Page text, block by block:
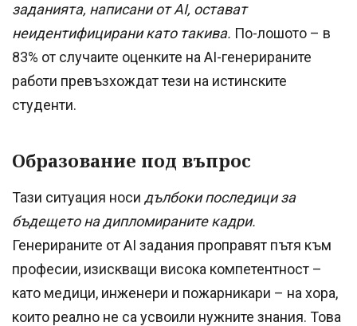
заданията, написани от AI, остават
неидентифицирани като такива. По-лошото – в
83% от случаите оценките на AI-генерираните
работи превъзхождат тези на истинските
студенти.
Образование под въпрос
Тази ситуация носи дълбоки последици за
бъдещето на дипломираните кадри.
Генерираните от AI задания проправят пътя към
професии, изискващи висока компетентност –
като медици, инженери и пожарникари – на хора,
които реално не са усвоили нужните знания. Това